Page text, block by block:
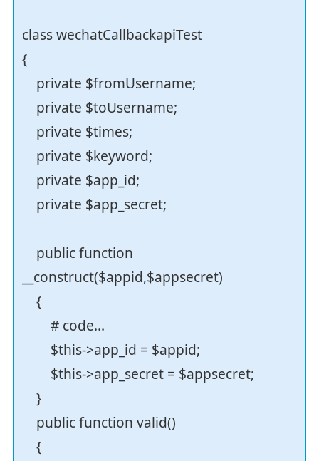
class wechatCallbackapiTest
{
private $fromUsername;
private $toUsername;
private $times;
private $keyword;
private $app_id;
private $app_secret;
public function
__construct($appid,$appsecret)
{
# code...
$this->app_id = $appid;
$this->app_secret = $appsecret;
}
public function valid()
{